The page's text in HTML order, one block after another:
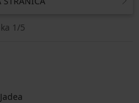
1/5
Jadea